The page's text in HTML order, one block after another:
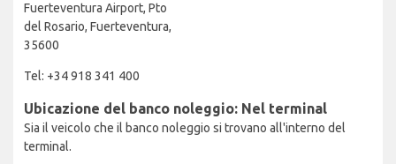
Fuerteventura Airport, Pto
del Rosario, Fuerteventura,
35600
Tel: +34 918 341 400
Ubicazione del banco noleggio: Nel terminal
Sia il veicolo che il banco noleggio si trovano all'interno del
terminal.